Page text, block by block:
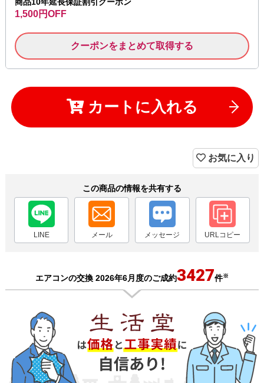
1,500円OFF
クーポンをまとめて取得する
カートに入れる
お気に入り
この商品の情報を共有する
LINE メール メッセージ URLコピー
エアコンの交換 2026年6月度のご成約3427件※